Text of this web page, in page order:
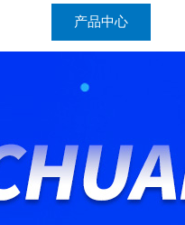
产品中心